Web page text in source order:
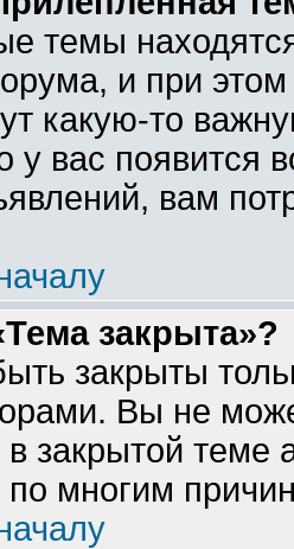
темы
и при
какую-то
у вас появится
вам
закрыта»?
закрыты
Вы не
закрытой теме
по многим